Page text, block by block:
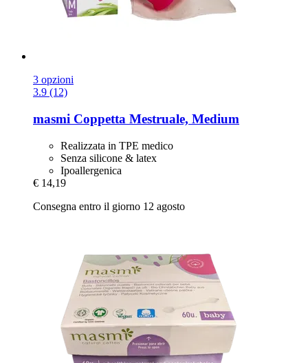
3 opzioni
3.9 (12)
masmi Coppetta Mestruale, Medium
Realizzata in TPE medico
Senza silicone & latex
Ipoallergenica
€ 14,19
Consegna entro il giorno 12 agosto